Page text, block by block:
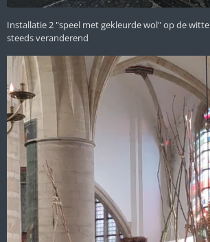
Installatie 2 "speel met gekleurde wol" op de
steeds veranderend